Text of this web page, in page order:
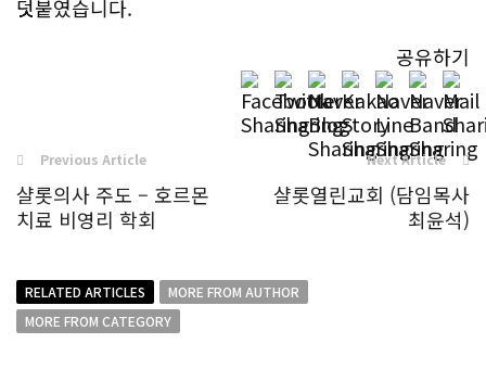
덧붙였습니다.
공유하기
Previous Article
샬롯의사 주도 – 호르몬
치료 비영리 학회
Next Article
샬롯열린교회 (담임목사
최윤석)
RELATED ARTICLES
MORE FROM AUTHOR
MORE FROM CATEGORY